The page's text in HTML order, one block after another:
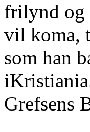
frilynd og
vil koma,
som han
Grefsens